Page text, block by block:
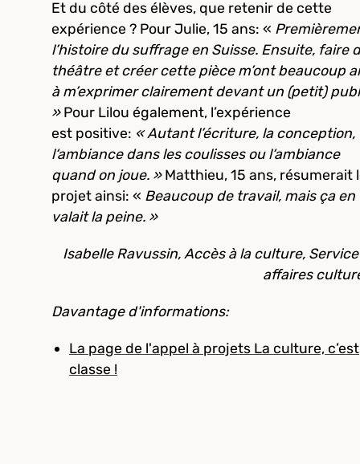
Et du côté des élèves, que retenir de cette
expérience ? Pour Julie, 15 ans: «
l’histoire du suffrage en Suisse. Ensuite, faire
théâtre et créer cette pièce m’ont beaucoup
à m’exprimer clairement devant un (petit)
»Pour Lilou également, l’expérience
est positive: « Autant l’écriture, la conception,
l‘ambiance dans les coulisses ou l‘ambiance
quand on joue. »Matthieu, 15 ans, résumerait
projet ainsi: « Beaucoup de travail, mais ça en
valait la peine. »
Isabelle Ravussin, Accès à la culture,
affaires
Davantage d'informations:
La page de l'appel à projets La culture, c’est
classe !